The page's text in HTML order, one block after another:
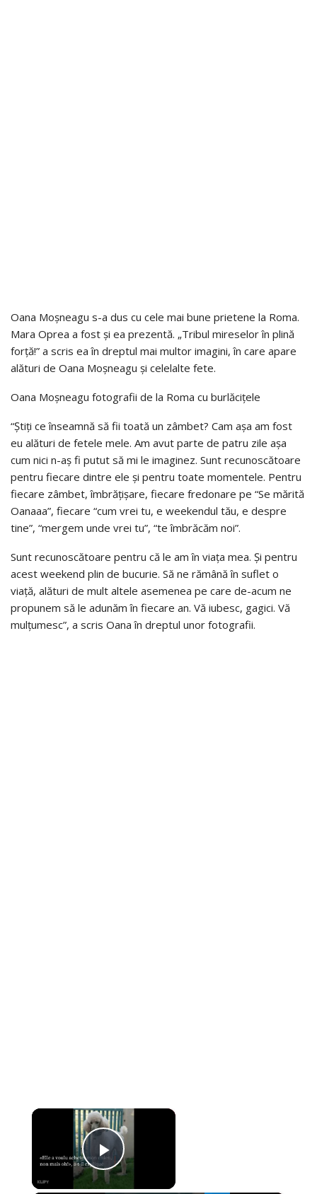
Oana Moșneagu s-a dus cu cele mai bune prietene la Roma.
Mara Oprea a fost și ea prezentă. „Tribul mireselor în plină
forță!” a scris ea în dreptul mai multor imagini, în care apare
alături de Oana Moșneagu și celelalte fete.
Oana Moșneagu fotografii de la Roma cu burlăcițele
“Știți ce înseamnă să fii toată un zâmbet? Cam așa am fost
eu alături de fetele mele. Am avut parte de patru zile așa
cum nici n-aș fi putut să mi le imaginez. Sunt recunoscătoare
pentru fiecare dintre ele și pentru toate momentele. Pentru
fiecare zâmbet, îmbrățișare, fiecare fredonare pe “Se mărită
Oanaaa”, fiecare “cum vrei tu, e weekendul tău, e despre
tine”, “mergem unde vrei tu”, “te îmbrăcăm noi”.
Sunt recunoscătoare pentru că le am în viața mea. Și pentru
acest weekend plin de bucurie. Să ne rămână în suflet o
viață, alături de mult altele asemenea pe care de-acum ne
propunem să le adunăm în fiecare an. Vă iubesc, gagici. Vă
mulțumesc”, a scris Oana în dreptul unor fotografii.
×
PLAY